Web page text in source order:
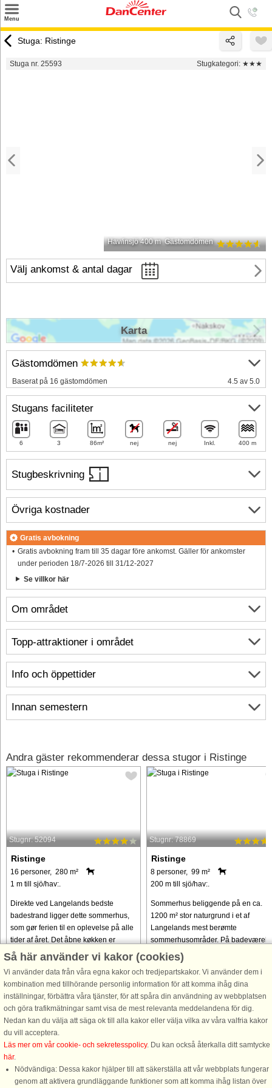
Menu
Tilbud
Stuga: Ristinge
Stuga nr. 25593 Stugkategori: ★★★
Hav/insjö 400 m Gästomdömen
Välj ankomst & antal dagar
Stugbeskrivning
Om området
Info och öppettider
Innan semestern
Gästomdömen
Baserat på 16 gästomdömen 4.5 av 5.0
Stugans faciliteter
6 3 86m² nej nej Inkl. 400 m
Övriga kostnader
Gratis avbokning
Gratis avbokning fram till 35 dagar före ankomst. Gäller för ankomster
under perioden 18/7-2026 till 31/12-2027
Se villkor här
Karta
Topp-attraktioner i området
Andra gäster rekommenderar dessa stugor i Ristinge
Stugnr: 52094
Ristinge
16 personer, 280 m²
1 m till sjö/hav:.
Direkte ved Langelands bedste
badestrand ligger dette sommerhus,
som gør ferien til en oplevelse på alle
tider af året. Det åbne køkken er
kombineret med stor opholdsstue med
från 18.832 SEK
Stugnr: 78869
Ristinge
8 personer, 99 m²
200 m till sjö/hav:.
Sommerhus beliggende på en ca.
1200 m² stor naturgrund i et af
Langelands mest berømte
sommerhusområder. På
står et 2-personers spabad og en
sauna til rådighed. Huset er godt
indrettet ...
från 6.184 SEK
Så här använder vi kakor (cookies)
Vi använder data från våra egna kakor och tredjepartskakor. Vi använder dem i
kombination med tillhörande personlig information för att komma ihåg dina
inställningar, förbättra våra tjänster, för att spåra din användning av webbplatsen
och göra trafikmätningar samt visa de mest relevanta meddelandena för dig.
Nedan kan du välja att säga ok till alla kakor eller välja vilka av våra valfria kakor
du vill acceptera.
Läs mer om vår cookie- och sekretesspolicy. Du kan också återkalla ditt samtycke
här.
Nödvändiga: Dessa kakor hjälper till att säkerställa att vår webbplats fungerar
genom att aktivera grundläggande funktioner som att komma ihåg listan över